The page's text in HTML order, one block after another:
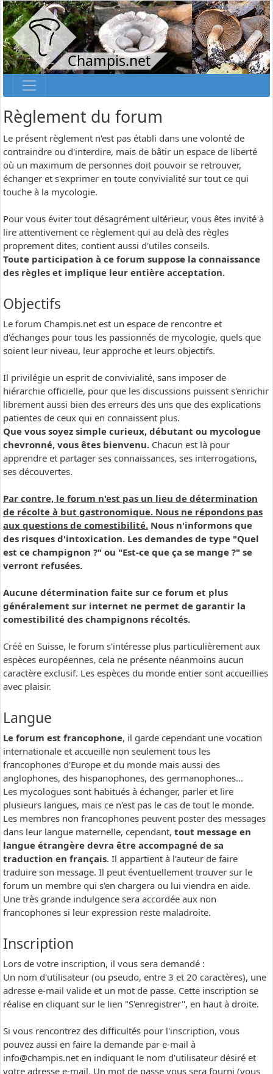
Champis.net
Règlement du forum
Le présent règlement n'est pas établi dans une volonté de
contraindre ou d'interdire, mais de bâtir un espace de liberté
où un maximum de personnes doit pouvoir se retrouver,
échanger et s'exprimer en toute convivialité sur tout ce qui
touche à la mycologie.
Pour vous éviter tout désagrément ultérieur, vous êtes invité à
lire attentivement ce règlement qui au delà des règles
proprement dites, contient aussi d'utiles conseils.
Toute participation à ce forum suppose la connaissance
des règles et implique leur entière acceptation.
Objectifs
Le forum Champis.net est un espace de rencontre et
d'échanges pour tous les passionnés de mycologie, quels que
soient leur niveau, leur approche et leurs objectifs.
Il privilégie un esprit de convivialité, sans imposer de
hiérarchie officielle, pour que les discussions puissent s'enrichir
librement aussi bien des erreurs des uns que des explications
patientes de ceux qui en connaissent plus.
Que vous soyez simple curieux, débutant ou mycologue
chevronné, vous êtes bienvenu. Chacun est là pour
apprendre et partager ses connaissances, ses interrogations,
ses découvertes.
Par contre, le forum n'est pas un lieu de détermination
de récolte à but gastronomique. Nous ne répondons pas
aux questions de comestibilité. Nous n'informons que
des risques d'intoxication. Les demandes de type "Quel
est ce champignon ?" ou "Est-ce que ça se mange ?" se
verront refusées.
Aucune détermination faite sur ce forum et plus
généralement sur internet ne permet de garantir la
comestibilité des champignons récoltés.
Créé en Suisse, le forum s'intéresse plus particulièrement aux
espèces européennes, cela ne présente néanmoins aucun
caractère exclusif. Les espèces du monde entier sont accueillies
avec plaisir.
Langue
Le forum est francophone, il garde cependant une vocation
internationale et accueille non seulement tous les
francophones d'Europe et du monde mais aussi des
anglophones, des hispanophones, des germanophones...
Les mycologues sont habitués à échanger, parler et lire
plusieurs langues, mais ce n'est pas le cas de tout le monde.
Les membres non francophones peuvent poster des messages
dans leur langue maternelle, cependant, tout message en
langue étrangère devra être accompagné de sa
traduction en français. Il appartient à l'auteur de faire
traduire son message. Il peut éventuellement trouver sur le
forum un membre qui s'en chargera ou lui viendra en aide.
Une très grande indulgence sera accordée aux non
francophones si leur expression reste maladroite.
Inscription
Lors de votre inscription, il vous sera demandé :
Un nom d'utilisateur (ou pseudo, entre 3 et 20 caractères), une
adresse e-mail valide et un mot de passe. Cette inscription se
réalise en cliquant sur le lien "S'enregistrer", en haut à droite.
Si vous rencontrez des difficultés pour l'inscription, vous
pouvez aussi en faire la demande par e-mail à
info@champis.net en indiquant le nom d'utilisateur désiré et
votre adresse e-mail. Un mot de passe vous sera fourni (vous